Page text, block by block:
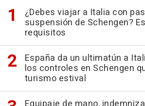
¿Debes viajar a Italia con
suspensión de Schengen?
requisitos
España da un ultimatún a
los controles en Schengen
turismo estival